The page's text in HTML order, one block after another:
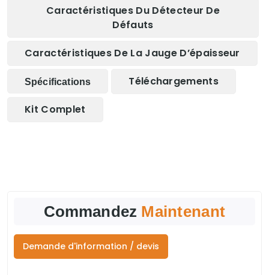
Caractéristiques Du Détecteur De
Défauts
Caractéristiques De La Jauge D’épaisseur
Spécifications Téléchargements
Kit Complet
Commandez Maintenant
Demande d'information / devis